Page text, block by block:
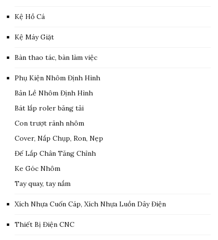
Kệ Hồ Cá
Kệ Máy Giặt
Bàn thao tác, bàn làm việc
Phụ Kiện Nhôm Định Hình
Bản Lề Nhôm Định Hình
Bát lắp roler băng tải
Con trượt rãnh nhôm
Cover, Nắp Chụp, Ron, Nẹp
Đế Lắp Chân Tăng Chỉnh
Ke Góc Nhôm
Tay quay, tay nắm
Xích Nhựa Cuốn Cáp, Xích Nhựa Luồn Dây Điện
Thiết Bị Điện CNC